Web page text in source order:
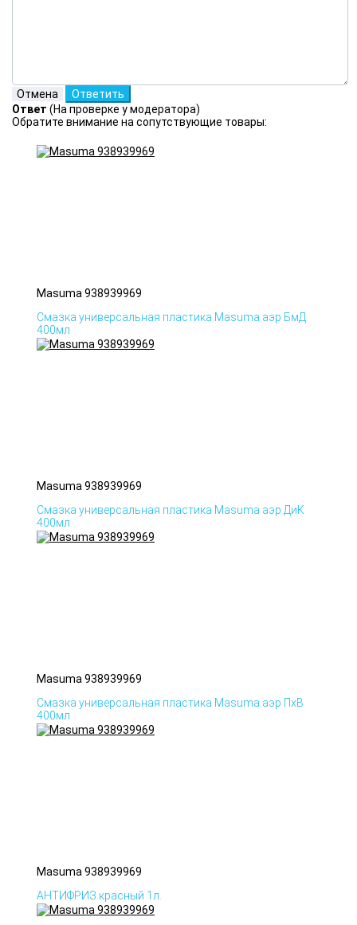
Ответ (На проверке у модератора)
Обратите внимание на сопутствующие товары:
Masuma 938939969
Смазка универсальная пластика Masuma аэр БмД
400мл
Masuma 938939969
Смазка универсальная пластика Masuma аэр ДиК
400мл
Masuma 938939969
Смазка универсальная пластика Masuma аэр ПхВ
400мл
Masuma 938939969
АНТИФРИЗ красный 1л.